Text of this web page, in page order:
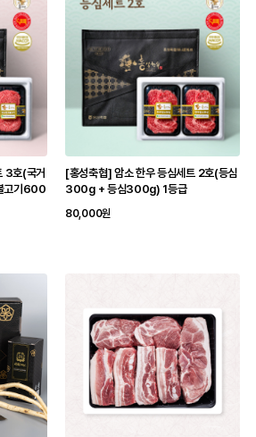
3호(국거
고기600
[홍성축협] 암소 한우 등심세트 2호(등심
300g + 등심300g) 1등급
80,000원